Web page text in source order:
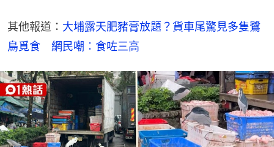
其他報道： 大埔露天肥豬膏放題？貨車尾驚見多隻鷺
鳥覓食　網民嘲︰食咗三高